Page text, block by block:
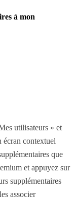
à mon
utilisateurs » et
écran contextuel
que
et appuyez sur
supplémentaires
associer